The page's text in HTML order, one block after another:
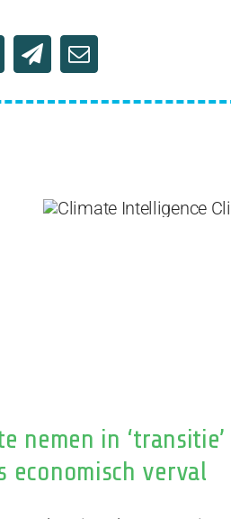
nemen in ‘transitie’
economisch verval